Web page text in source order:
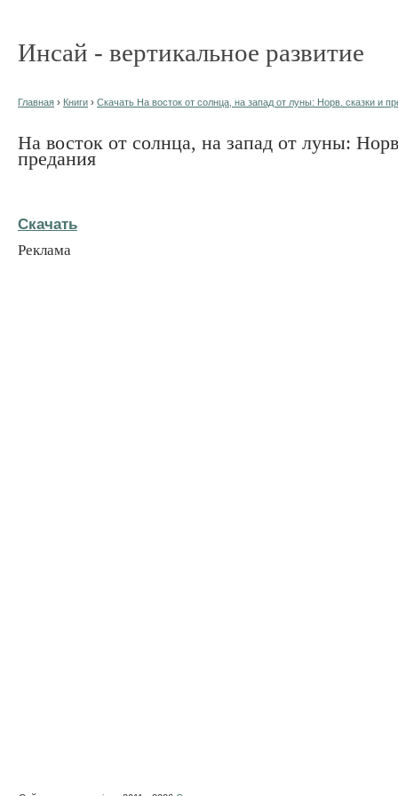
Инсай - вертикальное развитие
Главная › Книги › Скачать На восток от солнца, на запад от луны: Норв. сказки и
На восток от солнца, на запад от луны:
предания
Скачать
Реклама